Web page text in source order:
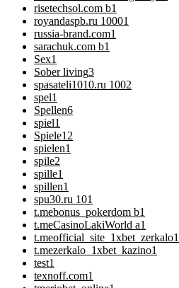
risetechsol.com b1
royandaspb.ru 10001
russia-brand.com1
sarachuk.com b1
Sex1
Sober living3
spasateli1010.ru 1002
spel1
Spellen6
spiel1
Spiele12
spielen1
spile2
spille1
spillen1
spu30.ru 101
t.mebonus_pokerdom b1
t.meCasinoLakiWorld a1
t.meofficial_site_1xbet_zerkalo1
t.mezerkalo_1xbet_kazino1
test1
texnoff.com1